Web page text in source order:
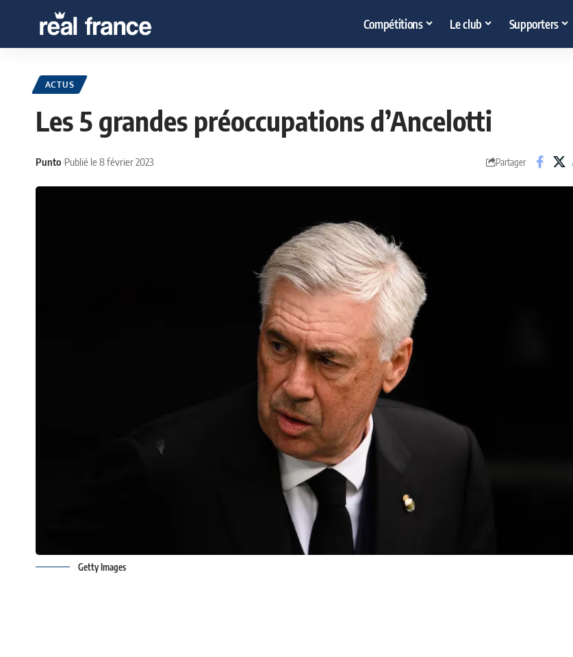
Compétitions Le club Supporters
ACTUS
Les 5 grandes préoccupations d’Ancelotti
Punto Publié le 8 février 2023 Partager
Getty Images